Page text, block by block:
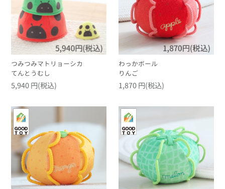
つみつみマトリョーシカ
てんとうむし
5,940 円(税込)
わっかボール
りんご
1,870 円(税込)